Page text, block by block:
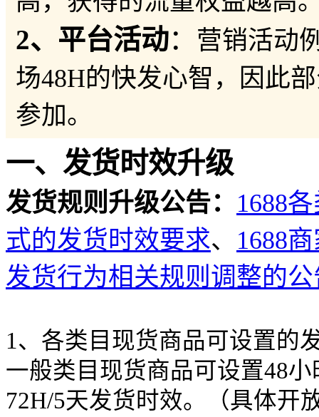
2、平台活动： 营销活动
场48H的快发心智，因此
参加。
一、发货时效升级
发货规则升级公告： 1688
式的发货时效要求、 1688
发货行为相关规则调整的公
1、各类目现货商品可设置的
一般类目现货商品可设置48
72H/5天发货时效。（具体开